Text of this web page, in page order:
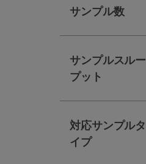
サンプル数
サンプルスルー
プット
対応サンプルタ
イプ